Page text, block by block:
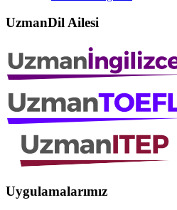
UzmanDil Ailesi
Uygulamalarımız